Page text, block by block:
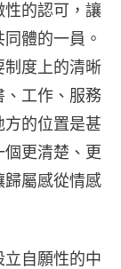
性的認可，讓
體的一員。
制度上的清晰
、工作、服務
的位置是甚
更清楚、更
歸屬感從情感
自願性的中